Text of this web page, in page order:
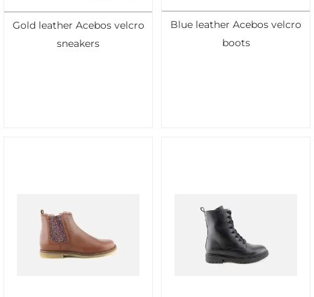
Gold leather Acebos velcro
sneakers
Blue leather Acebos velcro
boots